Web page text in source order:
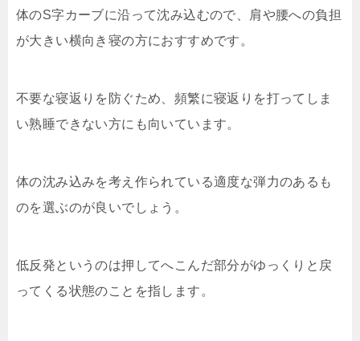
体のS字カーブに沿って沈み込むので、肩や腰への負担
が大きい横向き寝の方におすすめです。
不要な寝返りを防ぐため、頻繁に寝返りを打ってしま
い熟睡できない方にも向いています。
体の沈み込みを考え作られている適度な弾力のあるも
のを選ぶのが良いでしょう。
低反発というのは押してへこんだ部分がゆっくりと戻
ってくる状態のことを指します。